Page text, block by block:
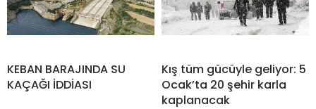
KEBAN BARAJINDA SU
KAÇAĞI İDDİASI
Kış tüm gücüyle geliyor: 5
Ocak’ta 20 şehir karla
kaplanacak